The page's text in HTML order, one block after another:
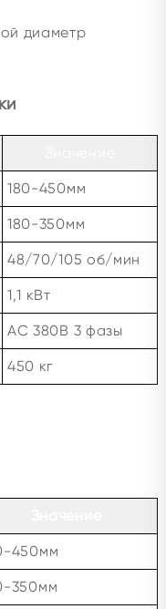
диаметр
180-450мм
180-350мм
48/70/105 об/мин
1,1 кВт
AC 380В 3 фазы
450 кг
450мм
350мм